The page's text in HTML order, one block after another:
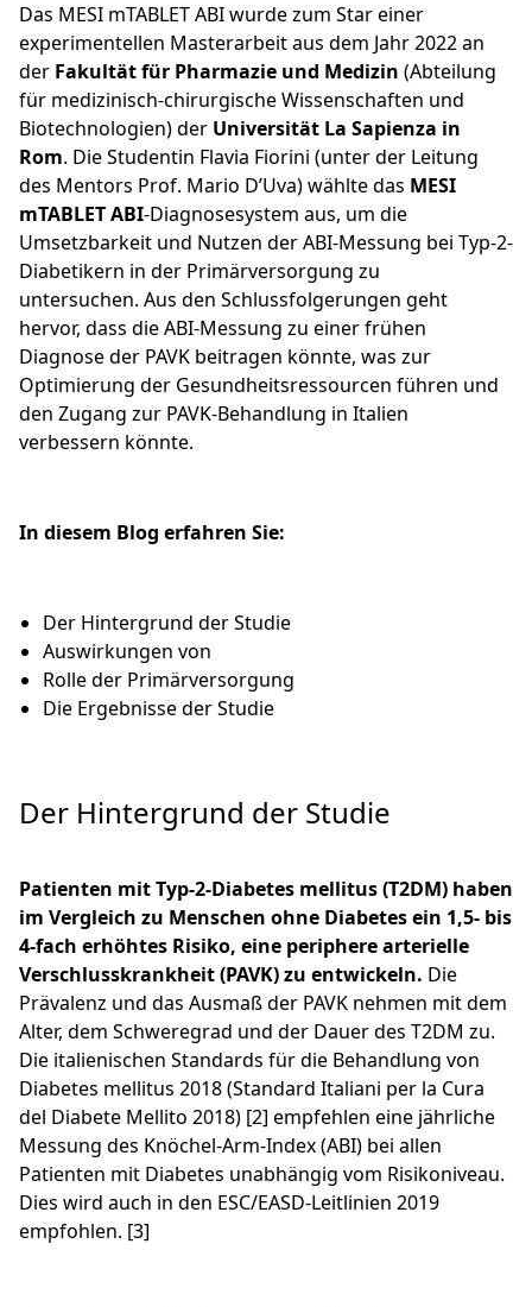
Das MESI mTABLET ABI wurde zum Star einer
experimentellen Masterarbeit aus dem Jahr 2022 an
der Fakultät für Pharmazie und Medizin (Abteilung
für medizinisch-chirurgische Wissenschaften und
Biotechnologien) der Universität La Sapienza in
Rom. Die Studentin Flavia Fiorini (unter der Leitung
des Mentors Prof. Mario D’Uva) wählte das MESI
mTABLET ABI-Diagnosesystem aus, um die
Umsetzbarkeit und Nutzen der ABI-Messung bei Typ-2-
Diabetikern in der Primärversorgung zu
untersuchen. Aus den Schlussfolgerungen geht
hervor, dass die ABI-Messung zu einer frühen
Diagnose der PAVK beitragen könnte, was zur
Optimierung der Gesundheitsressourcen führen und
den Zugang zur PAVK-Behandlung in Italien
verbessern könnte.
In diesem Blog erfahren Sie:
Der Hintergrund der Studie
Auswirkungen von
Rolle der Primärversorgung
Die Ergebnisse der Studie
Der Hintergrund der Studie
Patienten mit Typ-2-Diabetes mellitus (T2DM) haben
im Vergleich zu Menschen ohne Diabetes ein 1,5- bis
4-fach erhöhtes Risiko, eine periphere arterielle
Verschlusskrankheit (PAVK) zu entwickeln. Die
Prävalenz und das Ausmaß der PAVK nehmen mit dem
Alter, dem Schweregrad und der Dauer des T2DM zu.
Die italienischen Standards für die Behandlung von
Diabetes mellitus 2018 (Standard Italiani per la Cura
del Diabete Mellito 2018) [2] empfehlen eine jährliche
Messung des Knöchel-Arm-Index (ABI) bei allen
Patienten mit Diabetes unabhängig vom Risikoniveau.
Dies wird auch in den ESC/EASD-Leitlinien 2019
empfohlen. [3]